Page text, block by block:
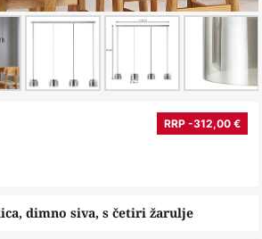
dimno siva, s četiri žarulje
RRP -312,00 €